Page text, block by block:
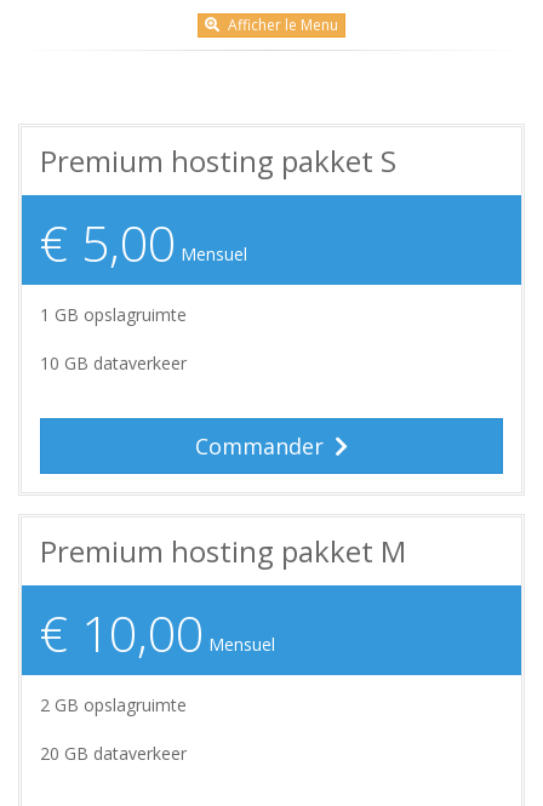
Afficher le Menu
Premium hosting pakket S
€ 5,00 Mensuel
1 GB opslagruimte
10 GB dataverkeer
Commander
Premium hosting pakket M
€ 10,00 Mensuel
2 GB opslagruimte
20 GB dataverkeer